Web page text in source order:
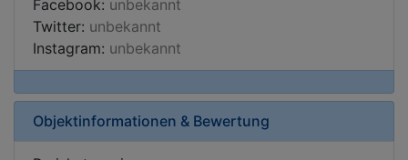
Facebook: unbekannt
Twitter: unbekannt
Instagram: unbekannt
Objektinformationen & Bewertung